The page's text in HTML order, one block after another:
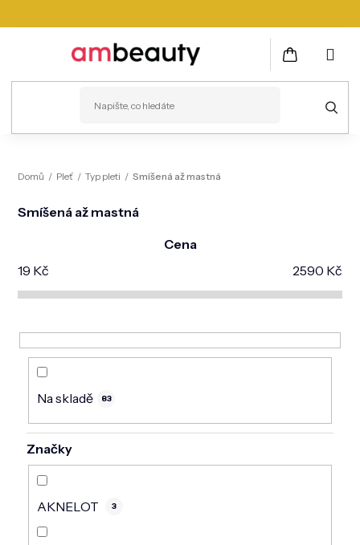
na
NÁKUPNÍ
KOŠÍK
KOSMETICKÉ PŘÍSTROJE
TĚLO
MUŽI
DOMÁCNOST
ZNAČKY
O NÁS
BLOG
Domů / Pleť / Typ pleti / Smíšená až mastná
Smíšená až mastná
Cena
19 Kč 2590 Kč
Na skladě 83
Značky
AKNELOT 3